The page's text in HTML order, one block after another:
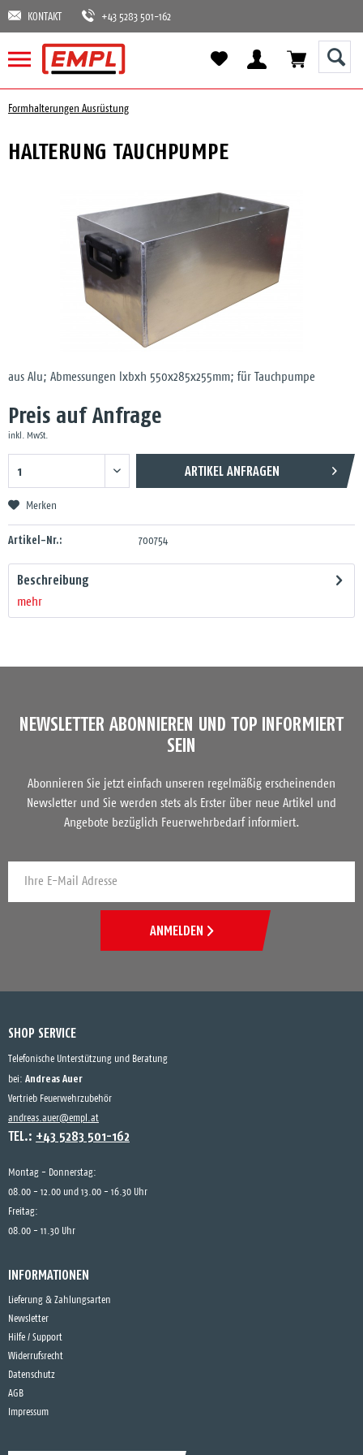
KONTAKT +43 5283 501-162
Formhalterungen Ausrüstung
HALTERUNG TAUCHPUMPE
aus Alu; Abmessungen lxbxh 550x285x255mm; für Tauchpumpe
Preis auf Anfrage
inkl. MwSt.
ARTIKEL ANFRAGEN
Merken
Artikel-Nr.: 700754
Beschreibung
mehr
NEWSLETTER ABONNIEREN UND TOP INFORMIERT
SEIN
Abonnieren Sie jetzt einfach unseren regelmäßig erscheinenden
Newsletter und Sie werden stets als Erster über neue Artikel und
Angebote bezüglich Feuerwehrbedarf informiert.
ANMELDEN
SHOP SERVICE
Telefonische Unterstützung und Beratung
bei: Andreas Auer
Vertrieb Feuerwehrzubehör
andreas.auer@empl.at
TEL.: +43 5283 501-162
Montag - Donnerstag:
08.00 - 12.00 und 13.00 - 16.30 Uhr
Freitag:
08.00 - 11.30 Uhr
INFORMATIONEN
Lieferung & Zahlungsarten
Newsletter
Hilfe / Support
Widerrufsrecht
Datenschutz
AGB
Impressum